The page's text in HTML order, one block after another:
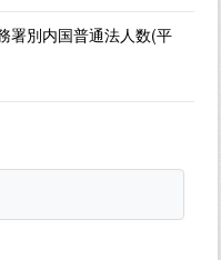
署別内国普通法人数(平